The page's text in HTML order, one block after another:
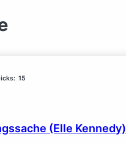
15
(Elle Kennedy)